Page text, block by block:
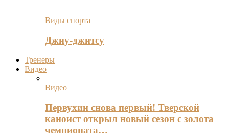
Виды спорта
Джиу-джитсу
Тренеры
Видео
Видео
Первухин снова первый! Тверской
каноист открыл новый сезон с золота
чемпионата…